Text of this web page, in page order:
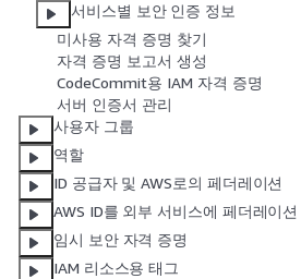
서비스별 보안 인증 정보
미사용 자격 증명 찾기
자격 증명 보고서 생성
CodeCommit용 IAM 자격 증명
서버 인증서 관리
사용자 그룹
역할
ID 공급자 및 AWS로의 페더레이션
AWS ID를 외부 서비스에 페더레이션
임시 보안 자격 증명
IAM 리소스용 태그